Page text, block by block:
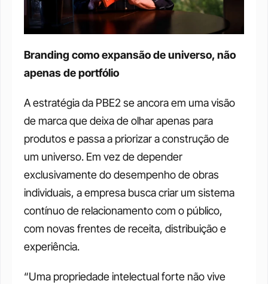
Branding como expansão de universo, não
apenas de portfólio
A estratégia da PBE2 se ancora em uma visão
de marca que deixa de olhar apenas para
produtos e passa a priorizar a construção de
um universo. Em vez de depender
exclusivamente do desempenho de obras
individuais, a empresa busca criar um sistema
contínuo de relacionamento com o público,
com novas frentes de receita, distribuição e
experiência.
“Uma propriedade intelectual forte não vive